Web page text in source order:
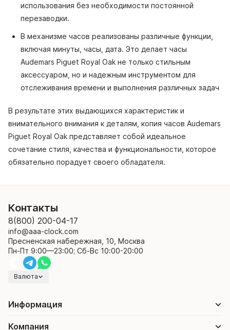
использования без необходимости постоянной
перезаводки.
В механизме часов реализованы различные функции,
включая минуты, часы, дата. Это делает часы
Audemars Piguet Royal Oak не только стильным
аксессуаром, но и надежным инструментом для
отслеживания времени и выполнения различных задач
В результате этих выдающихся характеристик и
внимательного внимания к деталям, копия часов Audemars
Piguet Royal Oak представляет собой идеальное
сочетание стиля, качества и функциональности, которое
обязательно порадует своего обладателя.
Контакты
8(800) 200-04-17
info@aaa-clock.com
Пресненская набережная, 10, Москва
Пн-Пт 9:00—23:00; Сб-Вс 10:00-20:00
Валюта
Информация
Компания